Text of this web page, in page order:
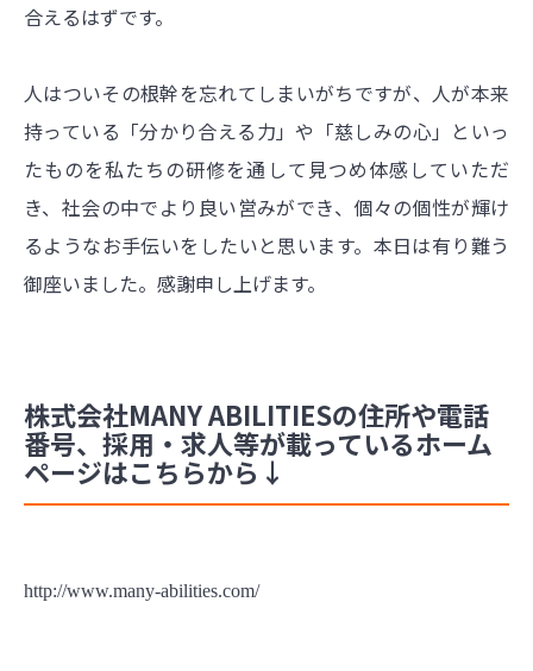
合えるはずです。
人はついその根幹を忘れてしまいがちですが、人が本来
持っている「分かり合える力」や「慈しみの心」といっ
たものを私たちの研修を通して見つめ体感していただ
き、社会の中でより良い営みができ、個々の個性が輝け
るようなお手伝いをしたいと思います。本日は有り難う
御座いました。感謝申し上げます。
株式会社MANY ABILITIESの住所や電話
番号、採用・求人等が載っているホーム
ページはこちらから↓
http://www.many-abilities.com/